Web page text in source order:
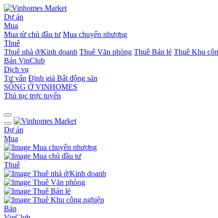
Dự án
Mua
Mua từ chủ đầu tư Mua chuyển nhượng
Thuê
Thuê nhà ở/Kinh doanh Thuê Văn phòng Thuê Bán lẻ Thuê Khu
Bán VinClub
Dịch vụ
Tư vấn Định giá Bất động sản
SỐNG Ở VINHOMES
Thủ tục trực tuyến
Dự án
Mua
Mua chuyển nhượng
Mua chủ đầu tư
Thuê
Thuê nhà ở/Kinh doanh
Thuê Văn phòng
Thuê Bán lẻ
Thuê Khu công nghiệp
Bán